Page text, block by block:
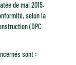
de mai 2015.
selon la
(DPC
sont :